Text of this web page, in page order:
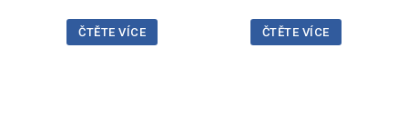
ČTĚTE VÍCE ČTĚTE VÍCE